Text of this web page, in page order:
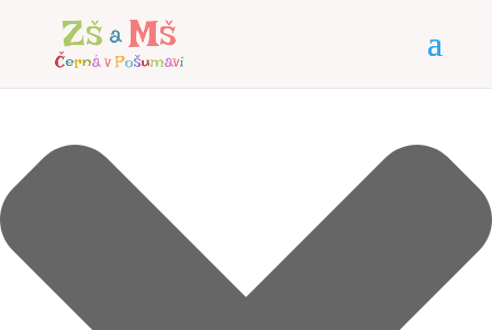
Spravovat Souhlas